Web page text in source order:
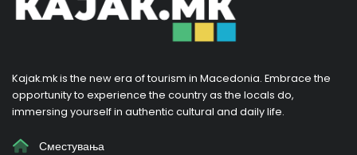
Kajak.mk is the new era of tourism in Macedonia. Embrace the
opportunity to experience the country as the locals do,
immersing yourself in authentic cultural and daily life.
Сместувања